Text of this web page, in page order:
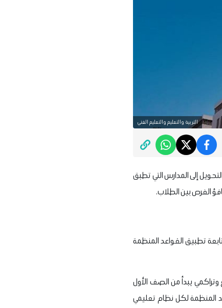
التربية والتعليم والتعليم الفني
إلى المدارس التي تطبق
الفرص بين الطلاب.
تطبيق القواعد المنظمة
وتراكمي يبدأ من الصف الأول
المنظمة لكل نظام تعليمي